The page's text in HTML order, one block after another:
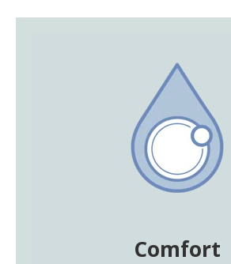
Comfort